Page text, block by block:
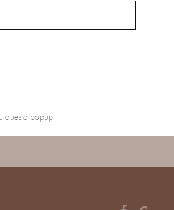
questo popup